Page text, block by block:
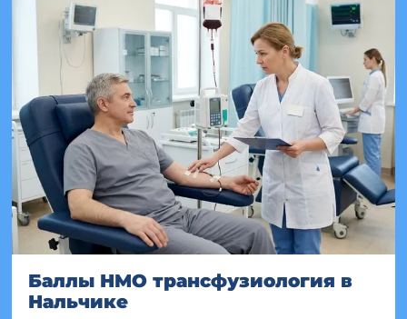
Баллы НМО трансфузиология в
Нальчике